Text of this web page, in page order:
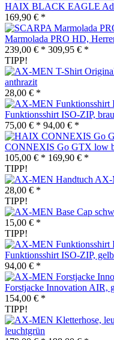
HAIX BLACK EAGLE
169,90 € *
Marmolada PRO HD,
239,00 € * 309,95 € *
TIPP!
anthrazit
28,00 € *
Funktionsshirt ISO-ZIP,
75,00 € * 94,00 € *
CONNEXIS Go GTX low
105,00 € * 169,90 € *
TIPP!
AX-
28,00 € *
TIPP!
15,00 € *
TIPP!
Funktionsshirt ISO-ZIP,
94,00 € *
Forstjacke Innovation AIR,
154,00 € *
TIPP!
leuchtgrün